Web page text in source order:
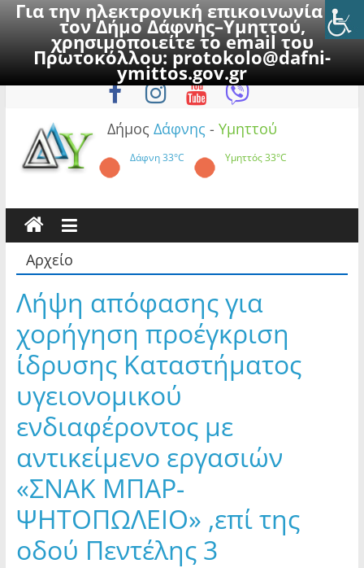
Για την ηλεκτρονική επικοινωνία με
τον Δήμο Δάφνης–Υμηττού,
χρησιμοποιείτε το email του
Πρωτοκόλλου:protokolo@dafni-
ymittos.gov.gr
to
Πέμπτη, 6 Αυγούστου 2026
Δήμος Δάφνης - Υμηττού
Δάφνη33°C Υμηττός33°C
Αρχείο
Λήψη απόφασης για
χορήγηση προέγκριση
ίδρυσης Καταστήματος
υγειονομικού
ενδιαφέροντος με
αντικείμενο εργασιών
«ΣΝΑΚ ΜΠΑΡ-
ΨΗΤΟΠΩΛΕΙΟ» ,επί της
οδού Πεντέλης 3